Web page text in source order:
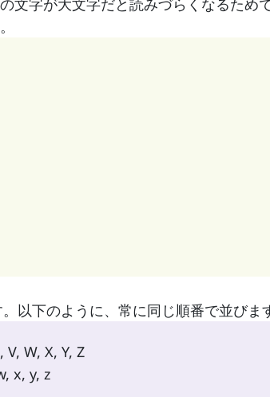
文字が大文字だと読みづらくなるため
以下のように、常に同じ順番で並びま
V, W, X, Y, Z
x, y, z